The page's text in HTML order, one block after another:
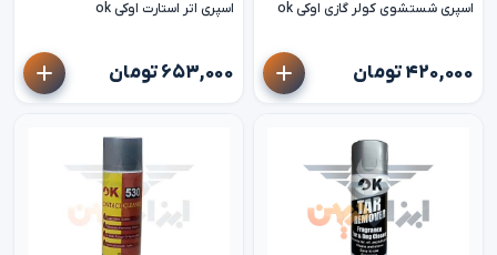
اسپری شستشوی کولر گازی اوکی ok
۴۲۰,۰۰۰ تومان
اسپری اتر استارت اوکی ok
۶۵۳,۰۰۰ تومان